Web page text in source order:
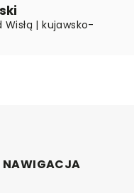
| kujawsko-
NAWIGACJA